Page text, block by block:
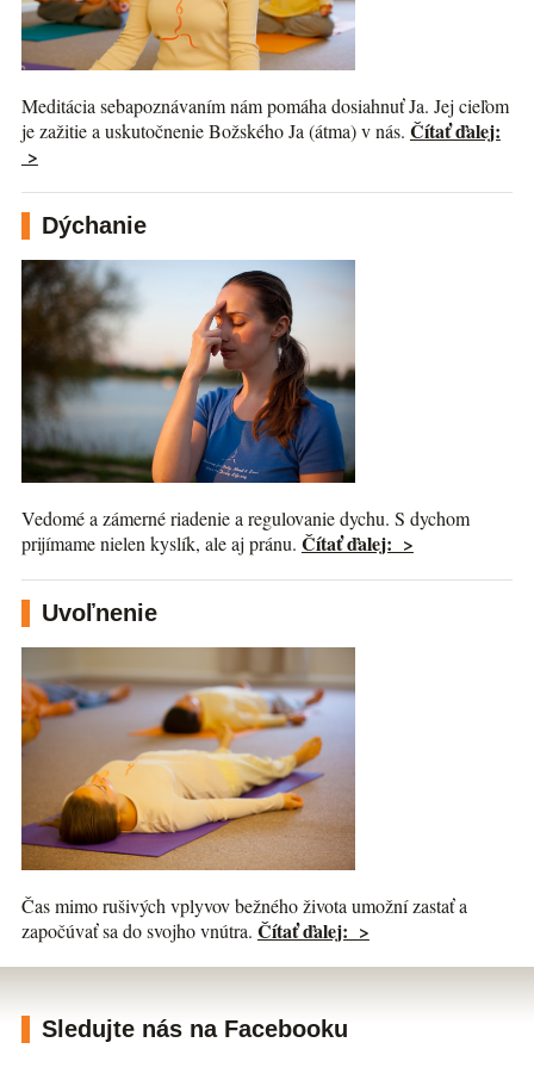
Meditácia sebapoznávaním nám pomáha dosiahnuť Ja. Jej cieľom
je zažitie a uskutočnenie Božského Ja (átma) v nás. Čítať ďalej:
>
Dýchanie
Vedomé a zámerné riadenie a regulovanie dychu. S dychom
prijímame nielen kyslík, ale aj pránu. Čítať ďalej: >
Uvoľnenie
Čas mimo rušivých vplyvov bežného života umožní zastať a
započúvať sa do svojho vnútra. Čítať ďalej: >
Sledujte nás na Facebooku